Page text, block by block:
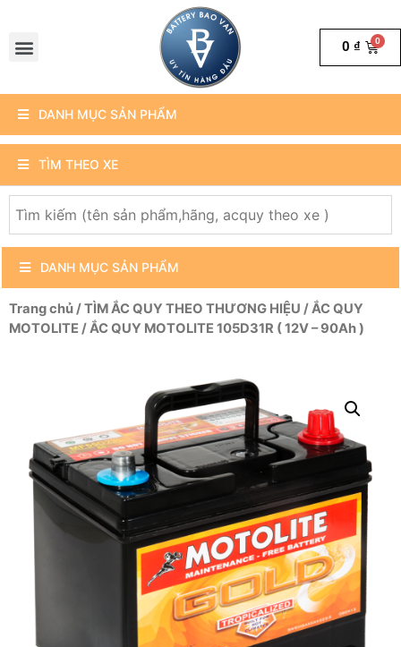
0 ₫
DANH MỤC SẢN PHẨM
TÌM THEO XE
DANH MỤC SẢN PHẨM
Trang chủ/TÌM ẮC QUY THEO THƯƠNG HIỆU /ẮC QUY
MOTOLITE / ẮC QUY MOTOLITE 105D31R ( 12V – 90Ah )